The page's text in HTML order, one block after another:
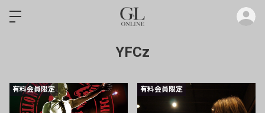
YFCz
有料会員限定 有料会員限定